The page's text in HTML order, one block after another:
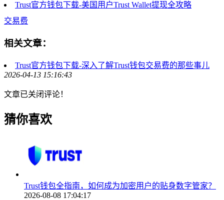
Trust官方钱包下载-美国用户Trust Wallet提现全攻略
交易费
相关文章：
Trust官方钱包下载-深入了解Trust钱包交易费的那些事儿
2026-04-13 15:16:43
文章已关闭评论！
猜你喜欢
Trust钱包全指南，如何成为加密用户的贴身数字管家？
2026-08-08 17:04:17